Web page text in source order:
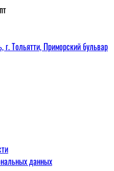
г. Тольятти, Приморский бульвар
данных